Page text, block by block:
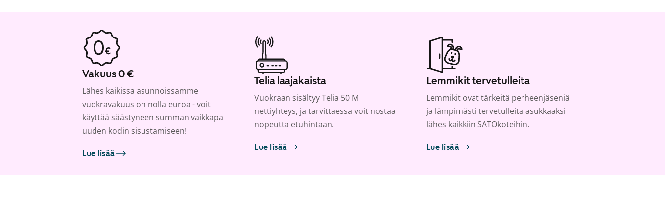
Vakuus 0 €
Lähes kaikissa asunnoissamme
vuokravakuus on nolla euroa - voit
käyttää säästyneen summan vaikkapa
uuden kodin sisustamiseen!
Lue lisää
Telia laajakaista
Vuokraan sisältyy Telia 50 M
nettiyhteys, ja tarvittaessa voit nostaa
nopeutta etuhintaan.
Lue lisää
Lemmikit tervetulleita
Lemmikit ovat tärkeitä perheenjäseniä
ja lämpimästi tervetulleita asukkaaksi
lähes kaikkiin SATOkoteihin.
Lue lisää